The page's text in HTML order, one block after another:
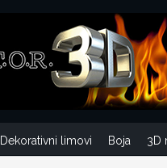
Dekorativni limovi Boja 3D